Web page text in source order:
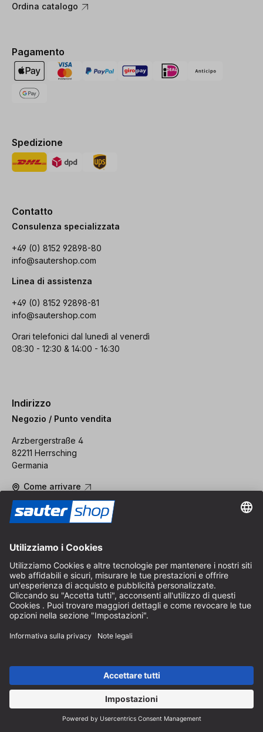
Ordina catalogo
Pagamento
Spedizione
Contatto
Consulenza specializzata
+49 (0) 8152 92898-80
info@sautershop.com
Linea di assistenza
+49 (0) 8152 92898-81
info@sautershop.com
Orari telefonici dal lunedì al venerdì
08:30 - 12:30 & 14:00 - 16:30
Indirizzo
Negozio / Punto vendita
Arzbergerstraße 4
82211 Herrsching
Germania
Come arrivare
Orari di apertura in loco
8:30 - 12:30 & 14:00 - 16:30
Aiuto
Indicazioni sullo scarto di batterie
Istruzioni per l'imballaggio
Diritto di recesso
Chi siamo